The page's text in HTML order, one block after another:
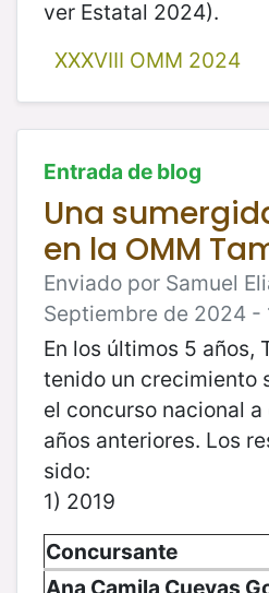
ver Estatal 2024).
XXXVIII OMM 2024
Entrada de blog
Una
en la OMM
Enviado por Samuel
Septiembre de 2024 -
En los últimos 5 años,
tenido un crecimiento
el concurso nacional
años anteriores. Los
sido:
1) 2019
Concursante
Ana Camila Cuevas